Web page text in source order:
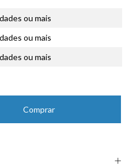
ou mais
ou mais
ou mais